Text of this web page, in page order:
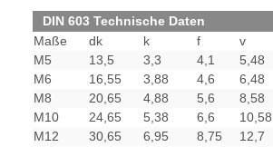
DIN 603 Technische Daten
Maße
dk k f v
M5
13,5 3,3 4,1 5,48
M6
16,55 3,88 4,6 6,48
M8
20,65 4,88 5,6 8,58
M10
24,65 5,38 6,6 10,58
M12
30,65 6,95 8,75 12,7